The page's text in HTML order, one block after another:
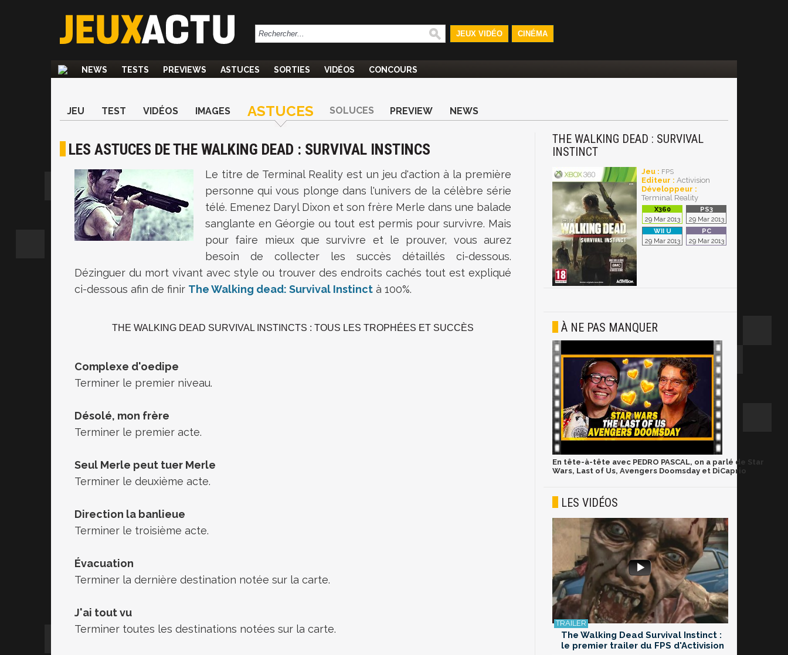
JEUX VIDÉO CINÉMA
NEWS TESTS PREVIEWS ASTUCES SORTIES VIDÉOS CONCOURS
JEU TEST VIDÉOS IMAGES ASTUCES SOLUCES PREVIEW NEWS
LES ASTUCES DE THE WALKING DEAD : SURVIVAL INSTINCS
Le titre de Terminal Reality est un jeu d'action à la première
personne qui vous plonge dans l'univers de la célèbre série
télé. Emenez Daryl Dixon et son frère Merle dans une balade
sanglante en Géorgie ou tout est permis pour survivre. Mais
pour faire mieux que survivre et le prouver, vous aurez
besoin de collecter les succès détaillés ci-dessous.
Dézinguer du mort vivant avec style ou trouver des endroits cachés tout est expliqué
ci-dessous afin de finir The Walking dead: Survival Instinct à 100%.
THE WALKING DEAD SURVIVAL INSTINCTS : TOUS LES TROPHÉES ET SUCCÈS
Complexe d'oedipe
Terminer le premier niveau.
Désolé, mon frère
Terminer le premier acte.
Seul Merle peut tuer Merle
Terminer le deuxième acte.
Direction la banlieue
Terminer le troisième acte.
Évacuation
Terminer la dernière destination notée sur la carte.
J'ai tout vu
Terminer toutes les destinations notées sur la carte.
THE WALKING DEAD : SURVIVAL
INSTINCT
Jeu : FPS
Editeur : Activision
Développeur :
Terminal Reality
29 Mar 2013 29 Mar 2013
29 Mar 2013 29 Mar 2013
À NE PAS MANQUER
En tête-à-tête avec PEDRO PASCAL, on a parlé de Star
Wars, Last of Us, Avengers Doomsday et DiCaprio
LES VIDÉOS
The Walking Dead Survival Instinct :
le premier trailer du FPS d'Activision